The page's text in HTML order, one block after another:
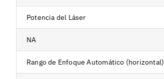
Potencia del Láser
NA
Rango de Enfoque Automático (horizontal)